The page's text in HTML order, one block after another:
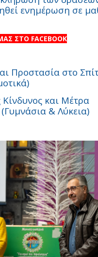
ενημέρωση σε
ΣΤΟ FACEBOOK
Προστασία στο
Κίνδυνος και Μέτρα
& Λύκεια)